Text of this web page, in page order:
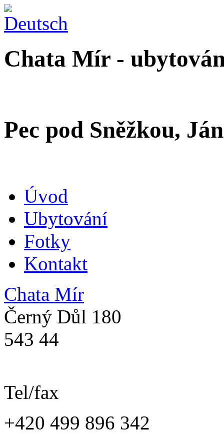
Chata Mír -
Pec pod Sněžkou,
Úvod
Ubytování
Fotky
Kontakt
Chata Mír
Černý Důl 180
543 44
Tel/fax
+420 499 896 342